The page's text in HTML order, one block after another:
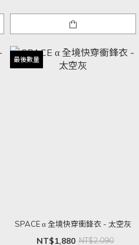
最後數量
SPACE α 全境快穿衝鋒衣 - 太空灰
NT$1,880 NT$2,090